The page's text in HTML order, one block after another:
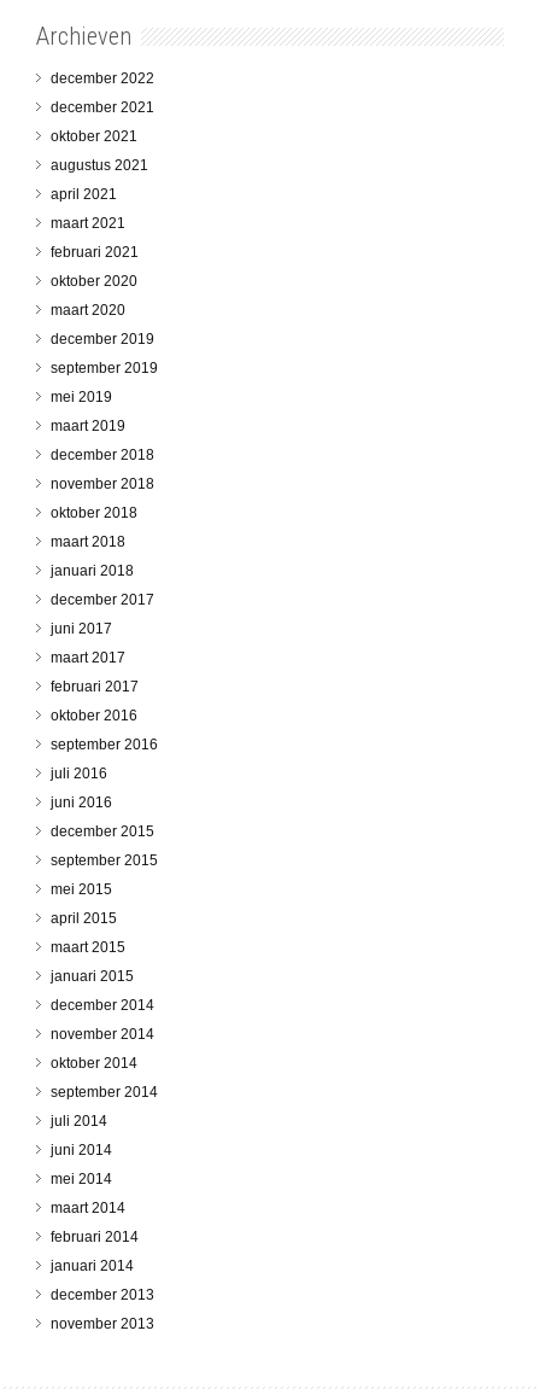
Archieven
december 2022
december 2021
oktober 2021
augustus 2021
april 2021
maart 2021
februari 2021
oktober 2020
maart 2020
december 2019
september 2019
mei 2019
maart 2019
december 2018
november 2018
oktober 2018
maart 2018
januari 2018
december 2017
juni 2017
maart 2017
februari 2017
oktober 2016
september 2016
juli 2016
juni 2016
december 2015
september 2015
mei 2015
april 2015
maart 2015
januari 2015
december 2014
november 2014
oktober 2014
september 2014
juli 2014
juni 2014
mei 2014
maart 2014
februari 2014
januari 2014
december 2013
november 2013